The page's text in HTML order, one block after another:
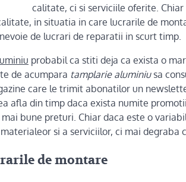
calitate, ci si serviciile oferite.
in situatia in care lucrarile de
de lucrari de reparatii in scurt timp.
probabil ca stiti deja ca exista o
de acumpara tamplarie aluminiusa
care le trimit abonatilor un
afla din timp daca exista numite
bune preturi. Chiar daca este o
si a serviciilor, ci mai degraba
de montare